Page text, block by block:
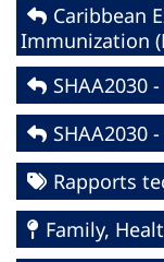
Caribbean
Immunization
SHAA2030
SHAA2030
Rapports
Family,